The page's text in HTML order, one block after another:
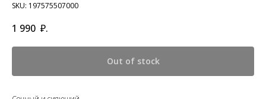
SKU: 197575507000
1 990 ₽.
Out of stock